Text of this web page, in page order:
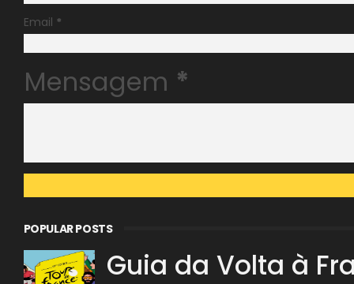
Email *
Mensagem *
POPULAR POSTS
Guia da Volta à